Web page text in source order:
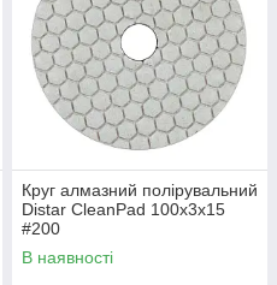
Круг алмазний полірувальний
Distar CleanPad 100x3x15
#200
В наявності